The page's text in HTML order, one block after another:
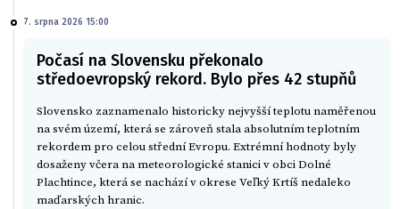
7. srpna 2026 15:00
Počasí na Slovensku překonalo
středoevropský rekord. Bylo přes 42 stupňů
Slovensko zaznamenalo historicky nejvyšší teplotu naměřenou
na svém území, která se zároveň stala absolutním teplotním
rekordem pro celou střední Evropu. Extrémní hodnoty byly
dosaženy včera na meteorologické stanici v obci Dolné
Plachtince, která se nachází v okrese Veľký Krtíš nedaleko
maďarských hranic.